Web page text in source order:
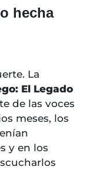
hecha
La
El Legado
de las voces
meses, los
y en los